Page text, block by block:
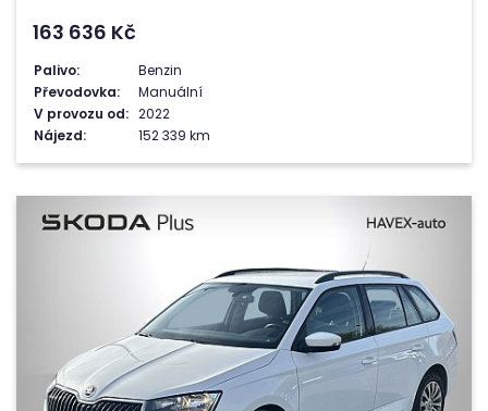
163 636 Kč
Palivo:
Benzin
Převodovka:
Manuální
V provozu od: 2022
Nájezd:
152 339 km